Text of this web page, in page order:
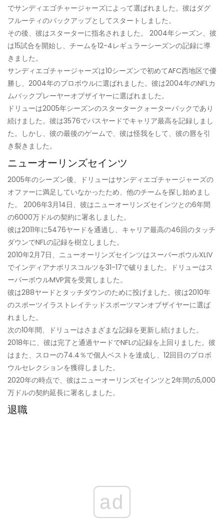
でサンディエゴチャージャーズによって選ばれました。彼はダグ
フルーティのバックアップとしてスタートしました。
その後、彼はスターターに指名されました。 2004年シーズン、彼
は15試合を開始し、チームを12-4レギュラーシーズンの記録に導
きました。
サンディエゴチャージャーズは10シーズンで初めてAFC西地区で優
勝し、2004年のプロボウルに選ばれました。彼は2004年のNFLカ
ムバックプレーヤーオブザイヤーに選ばれました。
ドリューは2005年シーズンのスタータークォーターバックであり
続けました。彼は3576でパスヤードでキャリア最高を記録しまし
た。しかし、彼の最後のゲームで、彼は怪我をして、彼の唇を引
き裂きました。
ニューオーリンズセインツ
2005年のシーズン後、ドリューはサンディエゴチャージャーズの
オファーに満足していなかったため、他のチームを探し始めまし
た。 2006年3月14日、彼はニューオーリンズセインツとの6年間
の6000万ドルの契約に署名しました。
彼は2011年に5476ヤードを通過し、キャリア最高の46回のタッチ
ダウンでNFLの記録を樹立しました。
2010年2月7日、ニューオーリンズセインツはスーパーボウルXLIV
でインディアナポリスコルツを31-17で破りました。ドリューはス
ーパーボウルMVP賞を受賞しました。
彼は288ヤードとタッチダウンのために投げました。彼は2010年
のスポーツイラストレイテッドスポーツマンオブザイヤーに選ば
れました。
次の10年間、ドリューはさまざまな記録を更新し続けました。
2018年に、彼は完了と通過ヤードでNFLの記録を上回りました。彼
はまた、スローの74.4％で個人ベストを達成し、12回目のプロボ
ウルセレクションを獲得しました。
2020年の時点で、彼はニューオーリンズセインツと2年間の5,000
万ドルの契約延長に署名しました。
退職
ad